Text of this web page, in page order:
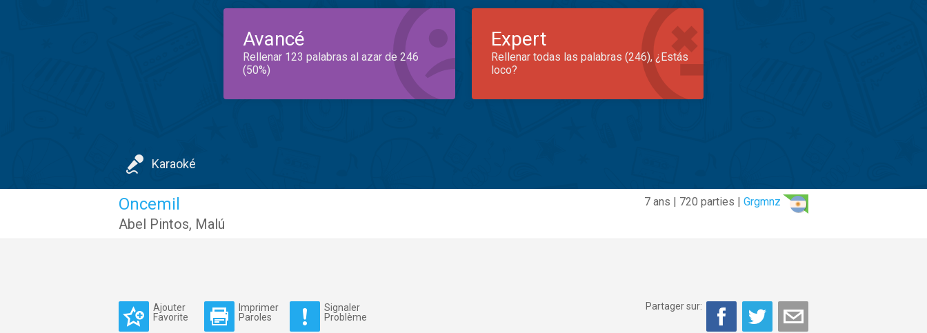
Avancé
Rellenar 123 palabras al azar de 246
(50%)
Expert
Rellenar todas las palabras (246), ¿Estás
loco?
Karaoké
7 ans | 720 parties | Grgmnz
Oncemil
Abel Pintos, Malú
Ajouter
Favorite
Imprimer
Paroles
Signaler
Problème
Partager sur: